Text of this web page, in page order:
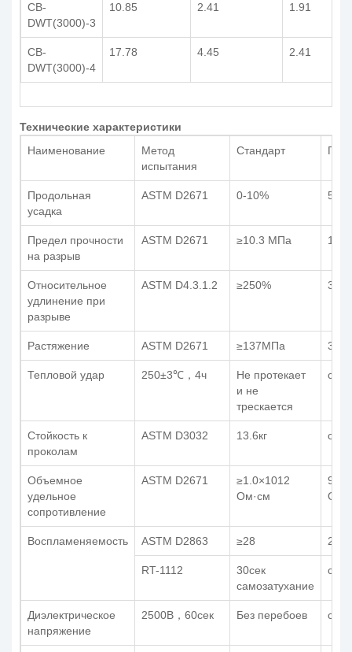
CB-
DWT(3000)-3
10.85 2.41 1.91
CB-
DWT(3000)-4
17.78 4.45 2.41
Технические характеристики
Наименование
Метод
испытания
Стандарт
Продольная
усадка
ASTM D2671 0-10% 5%
Предел прочности
на разрыв
ASTM D2671 ≥10.3 МПа
Относительное
удлинение при
разрыве
ASTM D4.3.1.2 ≥250%
Растяжение ASTM D2671 ≥137МПа 370
Тепловой удар 250±3℃，4ч
Не протекает
и не
трескается
Стойкость к
проколам
ASTM D3032 13.6кг
Объемное
удельное
сопротивление
ASTM D2671
≥1.0×1012
Ом·см
Воспламеняемость ASTM D2863 ≥28 29
RT-1112
30сек
самозатухание
Диэлектрическое
напряжение
2500В，60сек Без перебоев